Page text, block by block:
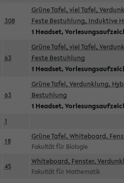
308
Grüne Tafel, viel Tafel,
Feste Bestuhlung, Induktive
1 Headset,
63
Grüne Tafel, viel Tafel,
Feste Bestuhlung
1 Headset,
63
Grüne Tafel, Verdunklung,
Bestuhlung
1 Headset,
1
18
Grüne Tafel, Whiteboard,
Fakultät für Biologie
45
Whiteboard, Fenster,
Fakultät für Mathematik